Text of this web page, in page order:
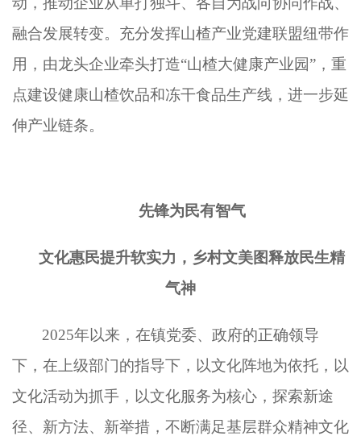
融合发展转变。充分发挥山楂产业党建联盟纽带作
用，由龙头企业牵头打造“山楂大健康产业园”，重
点建设健康山楂饮品和冻干食品生产线，进一步延
伸产业链条。
先锋为民有智气
文化惠民提升软实力，乡村文美图释放民生精
气神
2025年以来，在镇党委、政府的正确领导
下，在上级部门的指导下，以文化阵地为依托，以
文化活动为抓手，以文化服务为核心，探索新途
径、新方法、新举措，不断满足基层群众精神文化